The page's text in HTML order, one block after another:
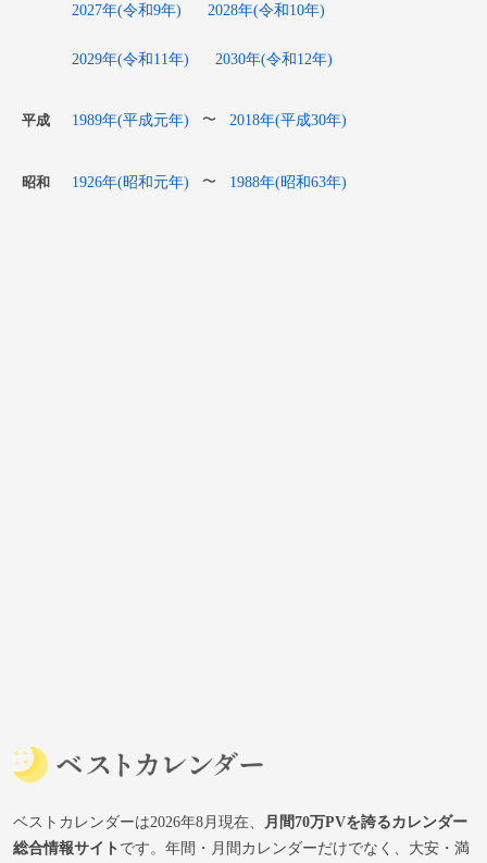
2027年(令和9年) 2028年(令和10年)
2029年(令和11年) 2030年(令和12年)
平成 1989年(平成元年) 〜 2018年(平成30年)
昭和 1926年(昭和元年) 〜 1988年(昭和63年)
ベストカレンダーは2026年8月現在、
月間70万PVを誇るカレンダー
総合情報サイトです。年間・月間カレンダーだけでなく、大安・満